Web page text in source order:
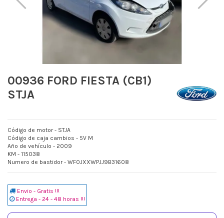
00936 FORD FIESTA (CB1)
STJA
Código de motor - STJA
Código de caja cambios - 5V M
Año de vehículo - 2009
KM - 115038
Numero de bastidor - WF0JXXWPJJ9B31608
Envio - Gratis !!!
Entrega - 24 - 48 horas !!!